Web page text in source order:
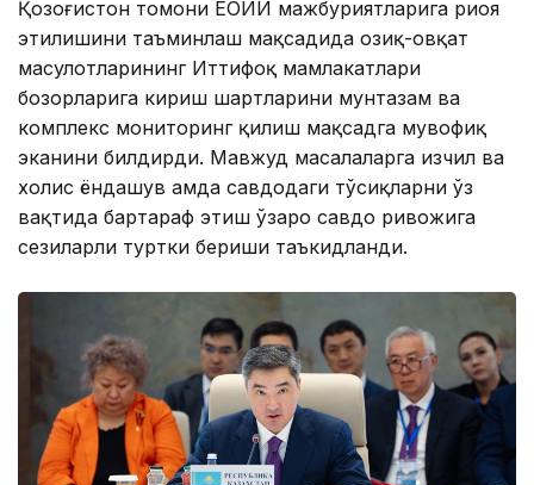
Қозоғистон томони ЕОИИ мажбуриятларига риоя
этилишини таъминлаш мақсадида озиқ-овқат
маҳсулотларининг Иттифоқ мамлакатлари
бозорларига кириш шартларини мунтазам ва
комплекс мониторинг қилиш мақсадга мувофиқ
эканини билдирди. Мавжуд масалаларга изчил ва
холис ёндашув ҳамда савдодаги тўсиқларни ўз
вақтида бартараф этиш ўзаро савдо ривожига
сезиларли туртки бериши таъкидланди.